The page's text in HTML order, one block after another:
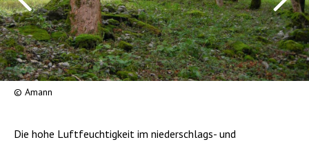
© Amann
Die hohe Luftfeuchtigkeit im niederschlags- und